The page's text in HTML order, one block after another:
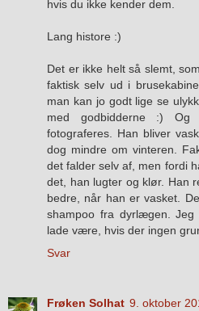
hvis du ikke kender dem.
Lang histore :)
Det er ikke helt så slemt,
faktisk selv ud i
man kan jo godt lige se
med godbidderne :)
fotograferes. Han bliver
dog mindre om vinteren.
det falder selv af, men fordi
det, han lugter og klør. Han
bedre, når han er vasket.
shampoo fra dyrlægen.
lade være, hvis der ingen
Svar
Frøken Solhat 9. oktober